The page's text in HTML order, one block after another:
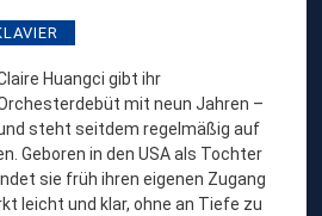
Huangci gibt ihr
mit neun Jahren –
steht seitdem regelmäßig auf
Geboren in den USA als Tochter
sie früh ihren eigenen Zugang
leicht und klar, ohne an Tiefe zu